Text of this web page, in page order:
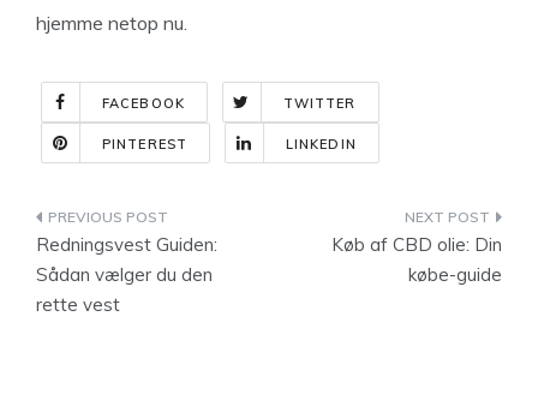
hjemme netop nu.
FACEBOOK TWITTER
PINTEREST LINKEDIN
Indlægsnavigation
Redningsvest Guiden:
Sådan vælger du den
rette vest
Køb af CBD olie: Din
købe-guide